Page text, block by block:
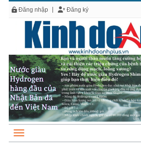
Đăng nhập Đăng ký